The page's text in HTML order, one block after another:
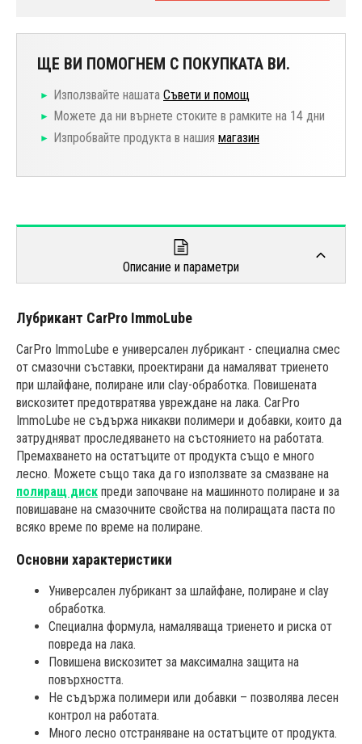
ЩЕ ВИ ПОМОГНЕМ С ПОКУПКАТА ВИ.
Използвайте нашата Съвети и помощ
Можете да ни върнете стоките в рамките на 14 дни
Изпробвайте продукта в нашия магазин
Описание и параметри
Лубрикант CarPro ImmoLube
CarPro ImmoLube е универсален лубрикант - специална смес
от смазочни съставки, проектирани да намаляват триенето
при шлайфане, полиране или clay-обработка. Повишената
вискозитет предотвратява увреждане на лака. CarPro
ImmoLube не съдържа никакви полимери и добавки, които да
затрудняват проследяването на състоянието на работата.
Премахването на остатъците от продукта също е много
лесно. Можете също така да го използвате за смазване на
полиращ диск преди започване на машинното полиране и за
повишаване на смазочните свойства на полиращата паста по
всяко време по време на полиране.
Основни характеристики
Универсален лубрикант за шлайфане, полиране и clay
обработка.
Специална формула, намаляваща триенето и риска от
повреда на лака.
Повишена вискозитет за максимална защита на
повърхността.
Не съдържа полимери или добавки – позволява лесен
контрол на работата.
Много лесно отстраняване на остатъците от продукта.